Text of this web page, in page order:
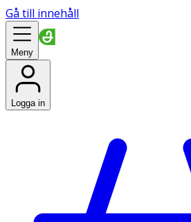
Gå till innehåll
Meny
Logga in